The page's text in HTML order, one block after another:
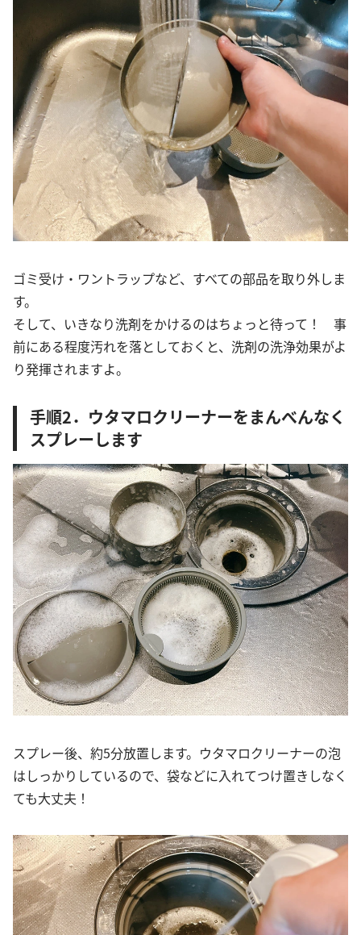
ゴミ受け・ワントラップなど、すべての部品を取り外しま
す。
そして、いきなり洗剤をかけるのはちょっと待って！ 事
前にある程度汚れを落としておくと、洗剤の洗浄効果がよ
り発揮されますよ。
手順2．ウタマロクリーナーをまんべんなく
スプレーします
スプレー後、約5分放置します。ウタマロクリーナーの泡
はしっかりしているので、袋などに入れてつけ置きしなく
ても大丈夫！